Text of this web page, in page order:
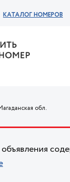
КАТАЛОГ НОМЕРОВ
обл.
объявления